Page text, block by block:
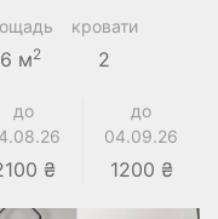
м2
кровати
2
до
₴
до
04.09.26
1200 ₴